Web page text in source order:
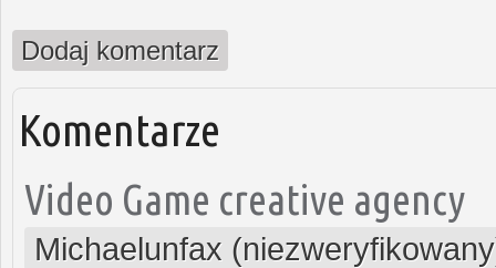
Dodaj komentarz
Komentarze
Video Game creative agency
Michaelunfax